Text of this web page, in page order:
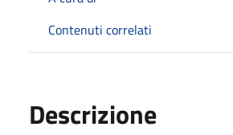
Contenuti correlati
Descrizione